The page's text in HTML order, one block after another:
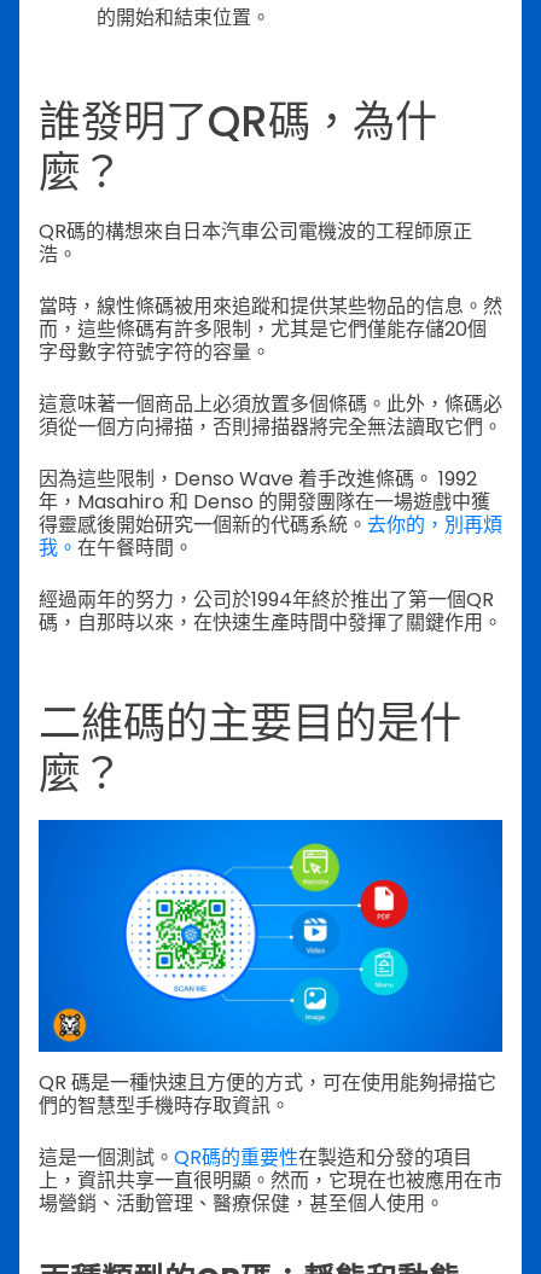
的開始和結束位置。
誰發明了QR碼，為什
麼？
QR碼的構想來自日本汽車公司電機波的工程師原正
浩。
當時，線性條碼被用來追蹤和提供某些物品的信息。然
而，這些條碼有許多限制，尤其是它們僅能存儲20個
字母數字符號字符的容量。
這意味著一個商品上必須放置多個條碼。此外，條碼必
須從一個方向掃描，否則掃描器將完全無法讀取它們。
因為這些限制，Denso Wave 着手改進條碼。 1992
年，Masahiro 和 Denso 的開發團隊在一場遊戲中獲
得靈感後開始研究一個新的代碼系統。 去你的，別再煩
我。 在午餐時間。
經過兩年的努力，公司於1994年終於推出了第一個QR
碼，自那時以來，在快速生產時間中發揮了關鍵作用。
二維碼的主要目的是什
麼？
QR 碼是一種快速且方便的方式，可在使用能夠掃描它
們的智慧型手機時存取資訊。
這是一個測試。 QR碼的重要性在製造和分發的項目
上，資訊共享一直很明顯。然而，它現在也被應用在市
場營銷、活動管理、醫療保健，甚至個人使用。